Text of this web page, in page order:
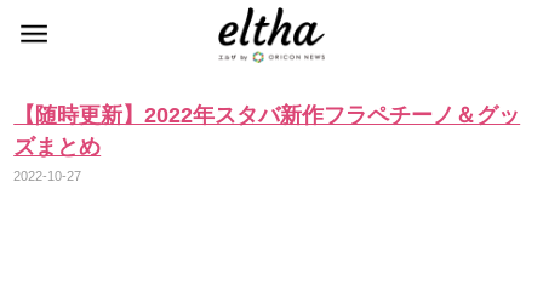
【随時更新】2022年スタバ新作フラペチーノ＆グッ
ズまとめ
2022-10-27